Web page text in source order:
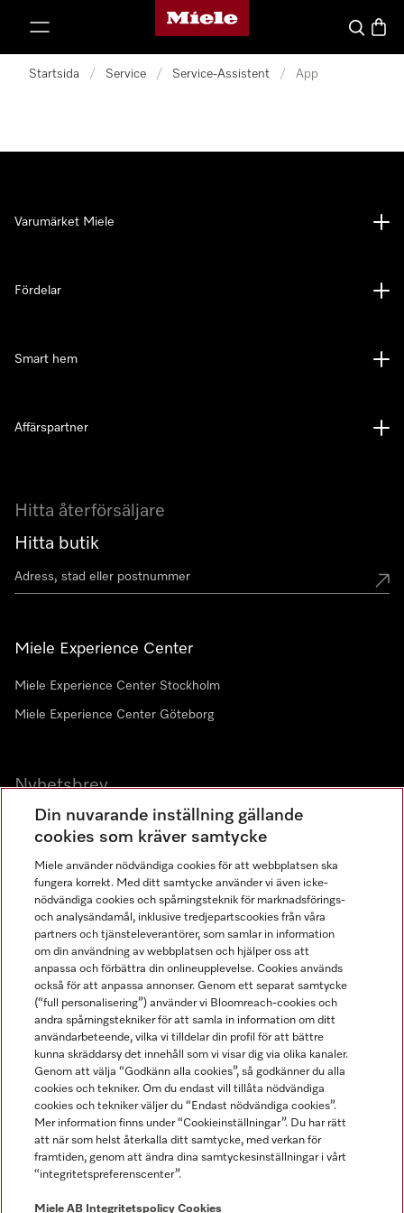
Mieles hemsida
Sök
Startsida / Service / Service-Assistent / App
Hitta återförsäljare
Hitta butik
Miele Experience Center
Miele Experience Center Stockholm
Miele Experience Center Göteborg
Nyhetsbrev
Gå med i vår gemenskap
Varumärket Miele
Fördelar
Smart hem
Affärspartner
Miele AB
Allmänna villkor
Användarvillkor
Miele tillgänglighetsförklaring
Lagen om digitala tjänster
Miele på LinkedIn
Miele på Facebook
Miele på Instagram
Miele på Youtube
Din nuvarande inställning gällande
cookies som kräver samtycke
Miele använder nödvändiga cookies för att webbplatsen ska
fungera korrekt. Med ditt samtycke använder vi även icke-
nödvändiga cookies och spårningsteknik för marknadsförings-
och analysändamål, inklusive tredjepartscookies från våra
partners och tjänsteleverantörer, som samlar in information
om din användning av webbplatsen och hjälper oss att
anpassa och förbättra din onlineupplevelse. Cookies används
också för att anpassa annonser. Genom ett separat samtycke
(“full personalisering”) använder vi Bloomreach-cookies och
andra spårningstekniker för att samla in information om ditt
användarbeteende, vilka vi tilldelar din profil för att bättre
kunna skräddarsy det innehåll som vi visar dig via olika kanaler.
Genom att välja “Godkänn alla cookies”, så godkänner du alla
cookies och tekniker. Om du endast vill tillåta nödvändiga
cookies och tekniker väljer du “Endast nödvändiga cookies”.
Mer information finns under “Cookieinställningar”. Du har rätt
att när som helst återkalla ditt samtycke, med verkan för
framtiden, genom att ändra dina samtyckesinställningar i vårt
“integritetspreferenscenter”.
Miele AB Integritetspolicy Cookies